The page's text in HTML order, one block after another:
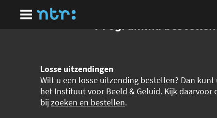
hoofdinhoud
Programma bestellen
Losse uitzendingen
Wilt u een losse uitzending bestellen? Dan
het Instituut voor Beeld & Geluid. Kijk daarvoor
bijzoeken en bestellen.